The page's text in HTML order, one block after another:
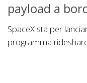
payload a
SpaceX sta per
programma